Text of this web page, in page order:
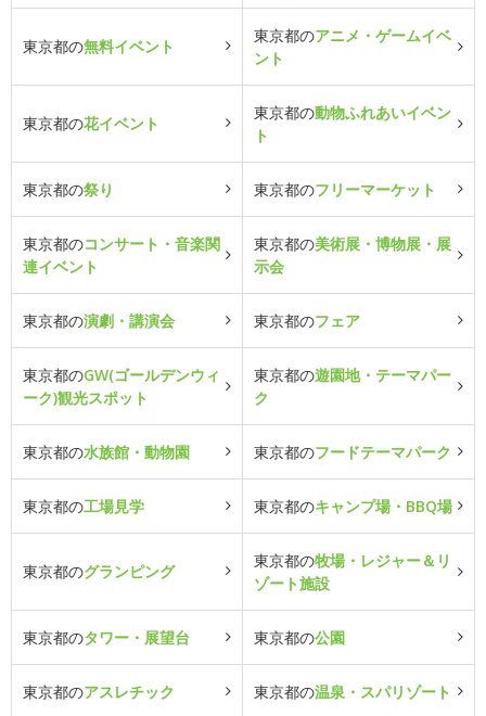
東京都の無料イベント
東京都のアニメ・ゲームイベ
ント
東京都の花イベント
東京都の動物ふれあいイベン
ト
東京都の祭り 東京都のフリーマーケット
東京都のコンサート・音楽関
連イベント
東京都の美術展・博物展・展
示会
東京都の演劇・講演会 東京都のフェア
東京都のGW(ゴールデンウィ
ーク)観光スポット
東京都の遊園地・テーマパー
ク
東京都の水族館・動物園 東京都のフードテーマパーク
東京都の工場見学 東京都のキャンプ場・BBQ場
東京都のグランピング
東京都の牧場・レジャー＆リ
ゾート施設
東京都のタワー・展望台 東京都の公園
東京都のアスレチック 東京都の温泉・スパリゾート